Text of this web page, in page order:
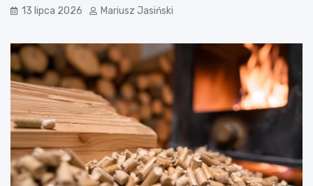
13 lipca 2026 Mariusz Jasiński